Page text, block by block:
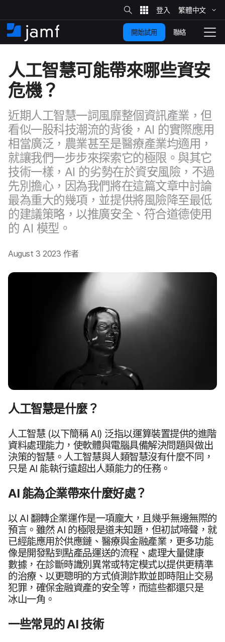
​
至
​
要
​
內
容
網
站
​搜
尋
繁體​中文
住
家
切
換
瀏
覽
開始試用 聯絡
人​工智慧​可能​帶來​哪些​資安​
危機？
近​期​人​工智慧​一詞​風靡​整​個​資訊​產業，​但​
看似​一​股​科技​潮流​的​背後， AI 的​實際​應用​
相當​廣泛，​農業​甚至​是​醫療​產業​均​適用，​
就​讓​我們​一步​步來​探​索它​的​極限。​與​其它​
技術​一樣， AI 的​劣勢​在​於​資安​風險，​不過​
先別​擔心，​因為​我們​將​在​這​篇​文章​中​討論​
最​為​重大​的​幾項，​並​提供​將​風險​降​至​最​低​
的​建議​策略，​以​推廣​安全、​符合​道德​使用​
的 AI 模型。
August 3 2023 作​者
人​工智慧​是​什麼？
人​工智慧 (以下​簡稱AI) 泛​指​以​運算​裝置​提供​的​進階​
資料​處理​能力，​使​軟體​與​電腦​具備​解決​問題​與​做出​
決策​的​智慧。​人工​智慧​與​人類​智慧​沒有​什麼​不同，​
只是AI 能​執行​遠​超出​人​類​能力​的​任務。
AI 能​為​企業​帶來​什麼​好處？
以 AI 翻轉企業​運作​是​一​項​龐大，​且​幾乎​無邊​無際​的​
預言。​雖然AI 的​極限​是​道未​知題，​但​初試​啼聲，​就​
已經​能​應用​於​供​應鏈、​醫療​與​金融​產業，​更多​功​能​
像​是​開發點到​點產品​運送​的​流程、​處理​大量​健康​
數據，​在​診斷​時識別​異常​或​特定​模式​以​提供​更​精準​
的​治療、​以​更​聰明​的​方式​偵測詐欺​並​即時​阻止​交易​
犯罪，​確保​金融​資產​的​安全​等，​而​這些​都​還​只是​
冰山​一角。
一些​常見​的AI 技術